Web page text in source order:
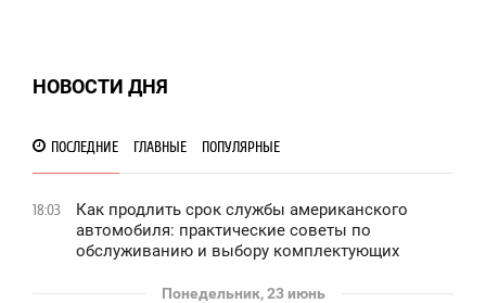
НОВОСТИ ДНЯ
ПОСЛЕДНИЕ ГЛАВНЫЕ ПОПУЛЯРНЫЕ
18:03
Как продлить срок службы американского
автомобиля: практические советы по
обслуживанию и выбору комплектующих
Понедельник, 23 июнь